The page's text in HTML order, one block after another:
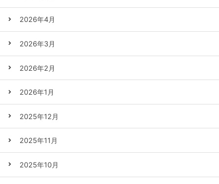
2026年4月
2026年3月
2026年2月
2026年1月
2025年12月
2025年11月
2025年10月